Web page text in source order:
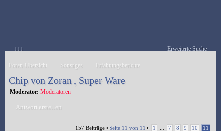
↓↓↓ Erweiterte Suche
Foren-Übersicht Sonstiges Erfahrungsberichte
Chip von Zoran , Super Ware
Moderator: Moderatoren
Antwort erstellen
157 Beiträge • Seite 11 von 11 • 1 7 8 9 10 11